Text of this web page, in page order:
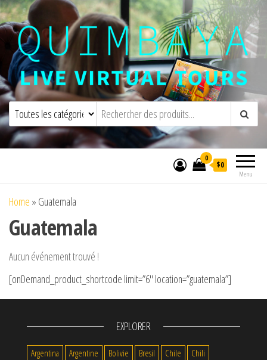
Quimbaya Virtual ToursVisites virtuelles interactives en direct
Menu
0
$0
Home » Guatemala
Guatemala
Aucun événement trouvé !
[onDemand_product_shortcode limit=”6″ location=”guatemala”]
EXPLORER
Argentina Argentine Bolivie Bresil Chile
Chili